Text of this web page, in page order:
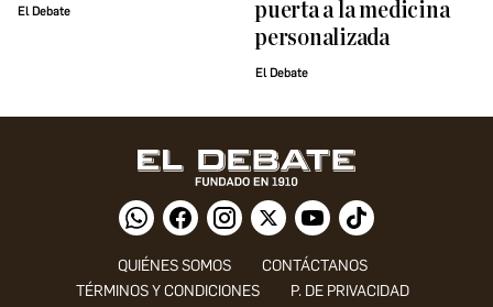
El Debate
puerta a la medicina
personalizada
El Debate
QUIÉNES SOMOS
CONTÁCTANOS
TÉRMINOS Y CONDICIONES
P. DE PRIVACIDAD